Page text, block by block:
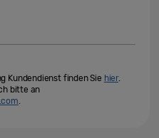
Kundendienst finden Sie hier.
bitte an
.